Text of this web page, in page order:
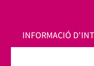
INFORMACIÓ